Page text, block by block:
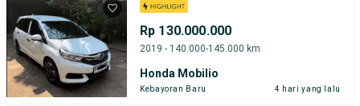
Rp 130.000.000
2019 - 140.000-145.000 km
Honda Mobilio
Kebayoran Baru 4 hari yang lalu